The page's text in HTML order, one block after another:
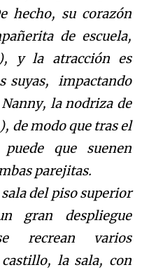
hecho, su corazón
de escuela,
y la atracción es
suyas, impactando
la nodriza de
de modo que tras el
que suenen
parejitas.
del piso superior
gran despliegue
recrean varios
la sala, con